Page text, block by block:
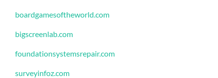
boardgamesoftheworld.com
bigscreenlab.com
foundationsystemsrepair.com
surveyinfoz.com